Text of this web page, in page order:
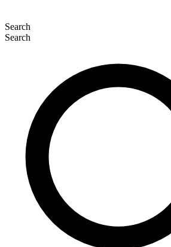
Search
Search